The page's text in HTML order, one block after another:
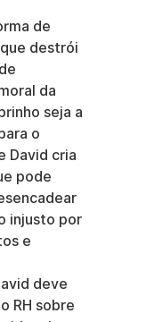
de
destrói
da
seja a
o
David cria
pode
injusto por
e
deve
RH sobre